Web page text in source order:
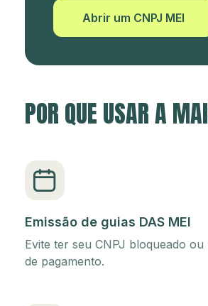
Abrir um CNPJ MEI
POR QUE USAR A
Emissão de guias DAS MEI
Evite ter seu CNPJ bloqueado
de pagamento.